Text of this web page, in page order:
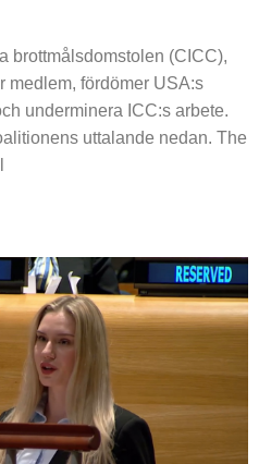
brottmålsdomstolen (CICC),
medlem, fördömer USA:s
underminera ICC:s arbete.
uttalande nedan. The